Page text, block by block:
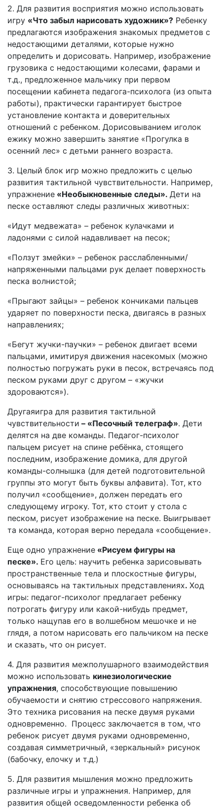
2. Для развития восприятия можно использовать
игру «Что забыл нарисовать художник»? Ребенку
предлагаются изображения знакомых предметов с
недостающими деталями, которые нужно
определить и дорисовать. Например, изображение
грузовика с недостающими колесами, фарами и
т.д., предложенное мальчику при первом
посещении кабинета педагога-психолога (из опыта
работы), практически гарантирует быстрое
установление контакта и доверительных
отношений с ребенком. Дорисовыванием иголок
ежику можно завершить занятие «Прогулка в
осенний лес» с детьми раннего возраста.
3. Целый блок игр можно предложить с целью
развития тактильной чувствительности. Например,
упражнение «Необыкновенные следы». Дети на
песке оставляют следы различных животных:
«Идут медвежата» – ребенок кулачками и
ладонями с силой надавливает на песок;
«Ползут змейки» – ребенок расслабленными/
напряженными пальцами рук делает поверхность
песка волнистой;
«Прыгают зайцы» – ребенок кончиками пальцев
ударяет по поверхности песка, двигаясь в разных
направлениях;
«Бегут жучки-паучки» – ребенок двигает всеми
пальцами, имитируя движения насекомых (можно
полностью погружать руки в песок, встречаясь под
песком руками друг с другом – «жучки
здороваются»).
Другаяигра для развития тактильной
чувствительности – «Песочный телеграф». Дети
делятся на две команды. Педагог-психолог
пальцем рисует на спине ребёнка, стоящего
последним, изображение домика, для другой
команды-солнышка (для детей подготовительной
группы это могут быть буквы алфавита). Тот, кто
получил «сообщение», должен передать его
следующему игроку. Тот, кто стоит у стола с
песком, рисует изображение на песке. Выигрывает
та команда, которая верно передала «сообщение».
Еще одно упражнение «Рисуем фигуры на
песке». Его цель: научить ребенка зарисовывать
пространственные тела и плоскостные фигуры,
основываясь на тактильных представлениях. Ход
игры: педагог-психолог предлагает ребенку
потрогать фигуру или какой-нибудь предмет,
только нащупав его в волшебном мешочке и не
глядя, а потом нарисовать его пальчиком на песке
и сказать, что он рисует.
4. Для развития межполушарного взаимодействия
можно использовать кинезиологические
упражнения, способствующие повышению
обучаемости и снятию стрессового напряжения.
Это техника рисования на песке двумя руками
одновременно. Процесс заключается в том, что
ребенок рисует двумя руками одновременно,
создавая симметричный, «зеркальный» рисунок
(бабочку, елочку и т.д.)
5. Для развития мышления можно предложить
различные игры и упражнения. Например, для
развития общей осведомленности ребенка об